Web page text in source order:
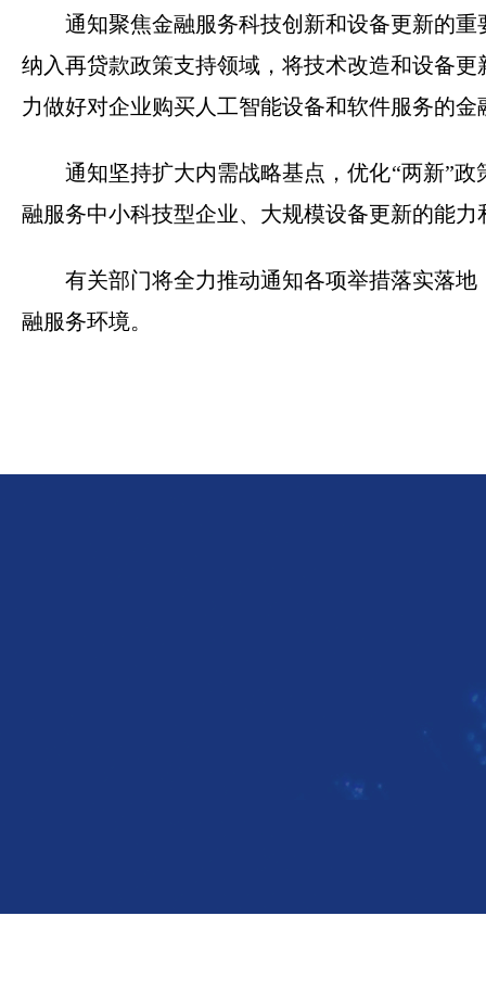
通知聚焦金融服务科技创新和设备更新的重
纳入再贷款政策支持领域，将技术改造和设备
力做好对企业购买人工智能设备和软件服务的
通知坚持扩大内需战略基点，优化“两新”政
融服务中小科技型企业、大规模设备更新的能
有关部门将全力推动通知各项举措落实落地
融服务环境。